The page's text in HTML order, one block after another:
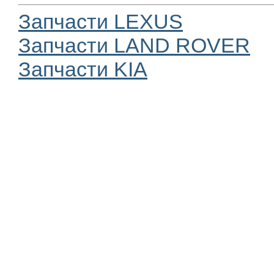
Запчасти LEXUS
Запчасти LAND ROVER
Запчасти KIA